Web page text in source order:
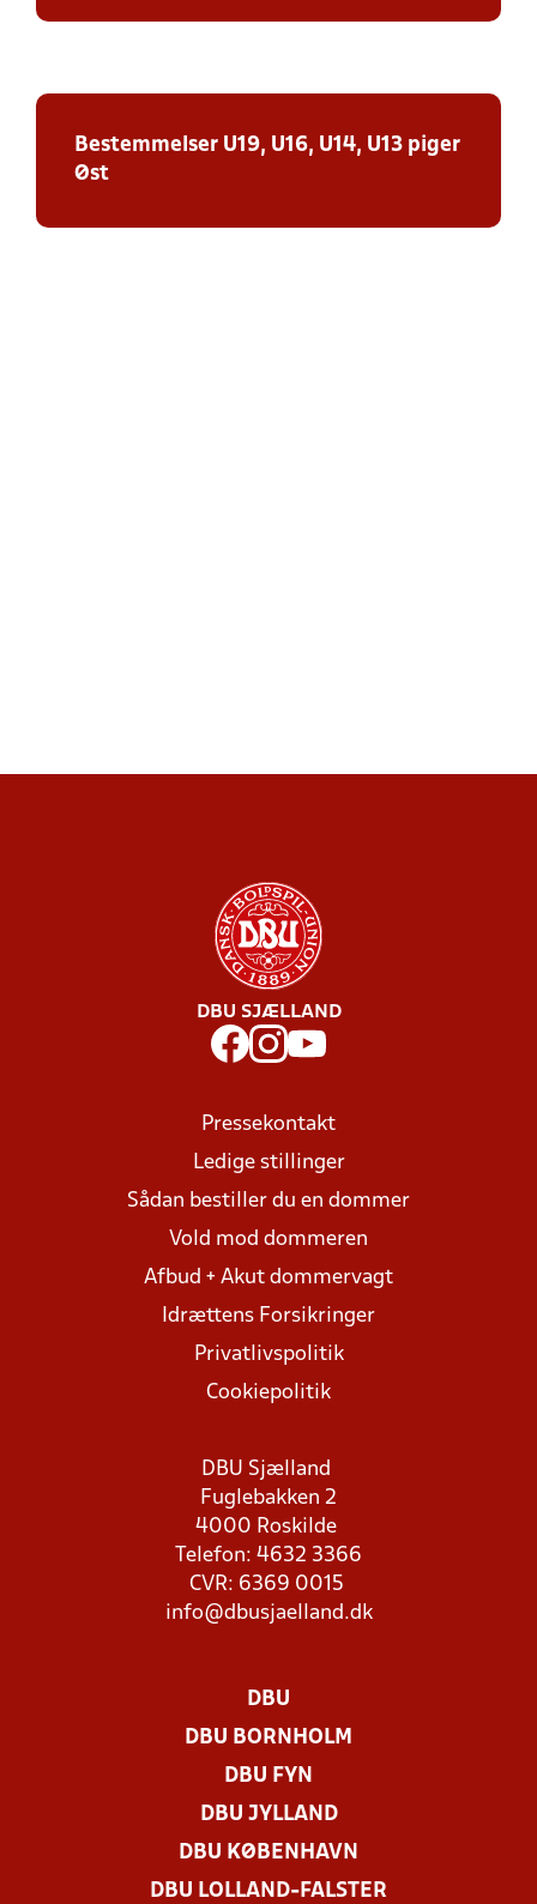
Bestemmelser U19, U16, U14, U13 piger
Øst
DBU SJÆLLAND
Pressekontakt
Ledige stillinger
Sådan bestiller du en dommer
Vold mod dommeren
Afbud + Akut dommervagt
Idrættens Forsikringer
Privatlivspolitik
Cookiepolitik
DBU Sjælland
Fuglebakken 2
4000 Roskilde
Telefon: 4632 3366
CVR: 6369 0015
info@dbusjaelland.dk
DBU
DBU BORNHOLM
DBU FYN
DBU JYLLAND
DBU KØBENHAVN
DBU LOLLAND-FALSTER